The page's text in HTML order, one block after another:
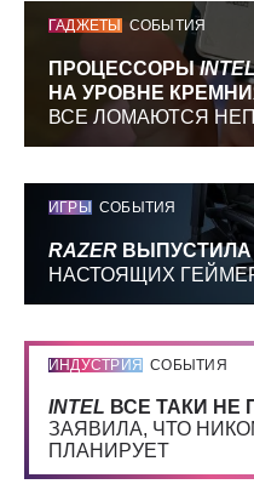
ГАДЖЕТЫ СОБЫТИЯ
ПРОЦЕССОРЫ
НА УРОВНЕ
ВСЕ ЛОМАЮТСЯ
ИГРЫ СОБЫТИЯ
RAZER
НАСТОЯЩИХ
ИНДУСТРИЯ СОБЫТИЯ
INTEL ВСЕ ТАКИ НЕ
ЗАЯВИЛА, ЧТО
ПЛАНИРУЕТ